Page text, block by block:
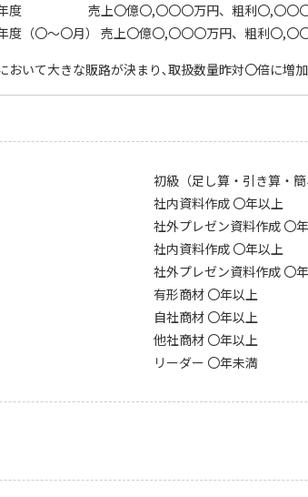
年度 売上〇億〇,〇〇〇万円、粗利〇,〇〇
度（〇～〇月） 売上〇億〇,〇〇〇万円、粗利〇,〇
おいて大きな販路が決まり､取扱数量昨対〇倍に増
初級（足し算・引き算・
社内資料作成 〇年以上
社外プレゼン資料作成 〇
社内資料作成 〇年以上
社外プレゼン資料作成 〇
有形商材 〇年以上
自社商材 〇年以上
他社商材 〇年以上
リーダー 〇年未満